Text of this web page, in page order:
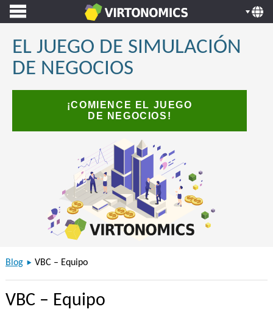
EL JUEGO DE SIMULACIÓN
DE NEGOCIOS
¡COMIENCE EL JUEGO
DE NEGOCIOS!
Blog VBC – Equipo
VBC – Equipo